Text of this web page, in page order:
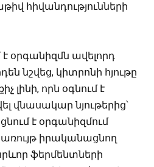
հիվանդությունների
օրգանիզմն ավելորդ
նշվեց, կիտրոնի հյութը
լինի, որն օգնում է
վնասակար նյութերից՝
է օրգանիզմում
իրականացնող
ֆերմենտների